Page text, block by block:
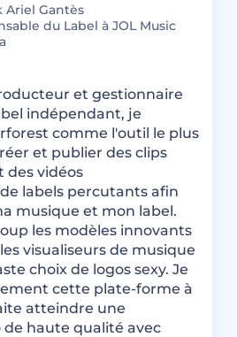
Ariel Gantès
du Label à JOL Music
et gestionnaire
indépendant, je
comme l'outil le plus
et publier des clips
des vidéos
labels percutants afin
musique et mon label.
les modèles innovants
visualiseurs de musique
choix de logos sexy. Je
cette plate-forme à
atteindre une
haute qualité avec